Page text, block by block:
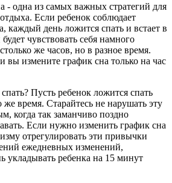
одна из самых важных стратегий для
Если ребенок соблюдает
каждый день ложится спать и встает в
чувствовать себя намного
же часов, но в разное время.
вы измените график сна только на час
Пусть ребенок ложится спать
время. Старайтесь не нарушать эту
когда так заманчиво поздно
Если нужно изменить график сна
отрегулировать эти привычки
ежедневных изменений,
укладывать ребенка на 15 минут